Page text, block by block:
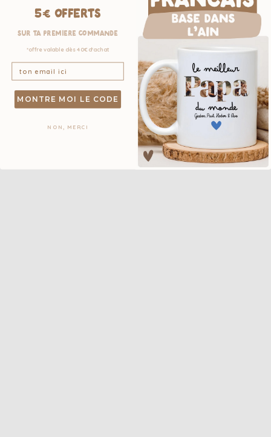
5€ OFFERTS
sur ta première commande
*offre valable dès 40€ d'achat
MONTRE MOI LE CODE
NON, MERCI